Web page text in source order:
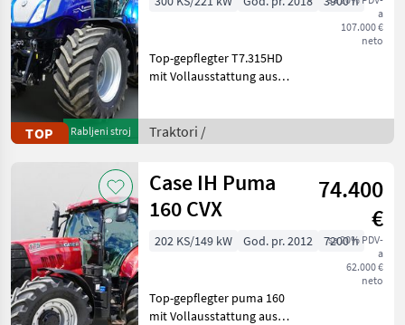
TOP Rabljeni stroj
a
107.000 €
neto
Top-gepflegter T7.315HD
mit Vollausstattung aus
am eigenen Betrieb
gelaufen. Durchgehend
aufbereitet
Traktori /
Case IH Puma
160 CVX
74.400
€
sa 20% PDV-
a
62.000 €
neto
202 KS/149 kW God. pr. 2012 7200 h
Top-gepflegter puma 160
mit Vollausstattung aus